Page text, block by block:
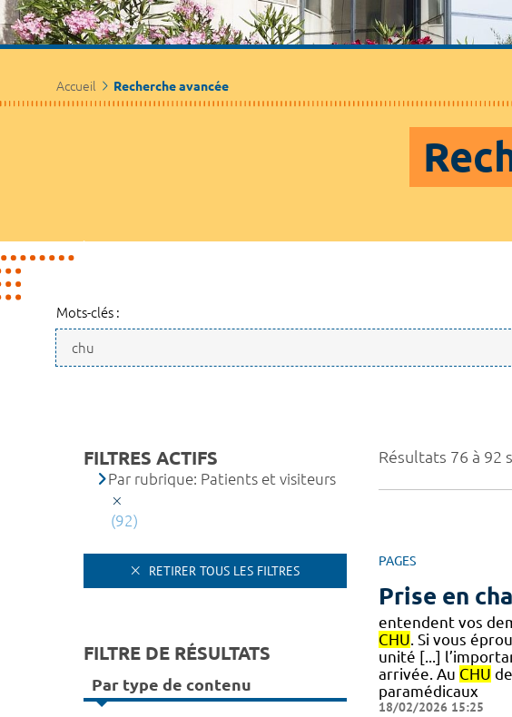
Accueil Recherche avancée
Mots-clés :
Résultats 76 à 92
PAGES
Prise en
entendent vos
CHU. Si vous
unité [...]
arrivée. Au CHU
paramédicaux
18/02/2026 15:25
FILTRES ACTIFS
Par rubrique: Patients et visiteurs
(92)
RETIRER TOUS LES FILTRES
FILTRE DE RÉSULTATS
Par type de contenu